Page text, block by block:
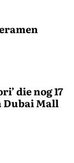
die nog 17
Dubai Mall